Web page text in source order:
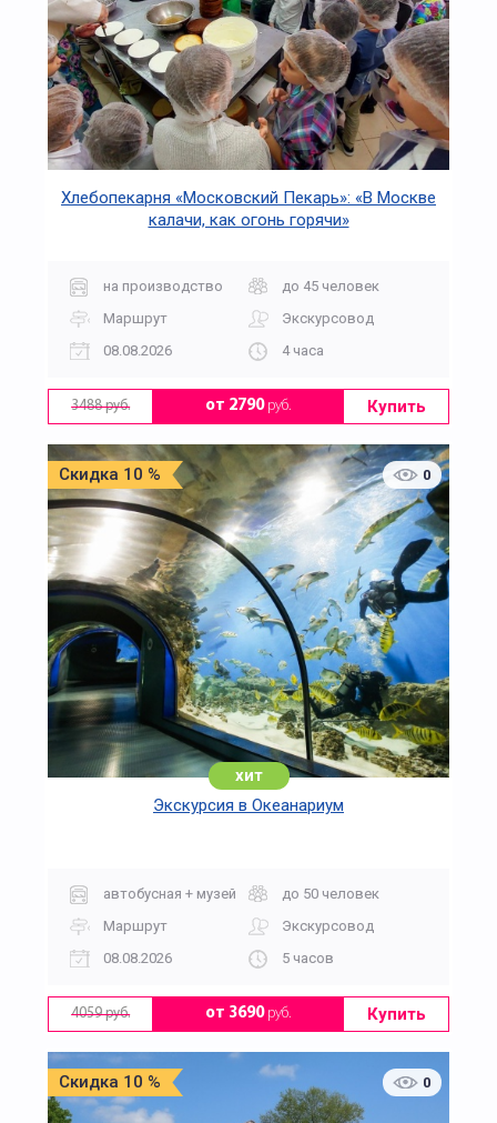
Хлебопекарня «Московский Пекарь»: «В Москве
калачи, как огонь горячи»
на производство
до 45 человек
Маршрут
Экскурсовод
08.08.2026
4 часа
3488 руб. от 2790руб. Купить
Скидка 10 % 0
хит
Экскурсия в Океанариум
автобусная + музей
до 50 человек
Маршрут
Экскурсовод
08.08.2026
5 часов
4059 руб. от 3690руб. Купить
Скидка 10 % 0